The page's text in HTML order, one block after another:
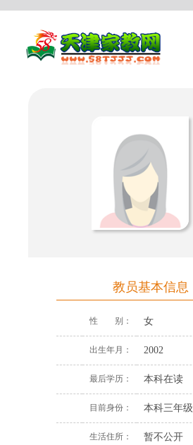
教员基本信息
性 别： 女
出生年月： 2002
最后学历： 本科在读
目前身份： 本科三年级
生活住所： 暂不公开